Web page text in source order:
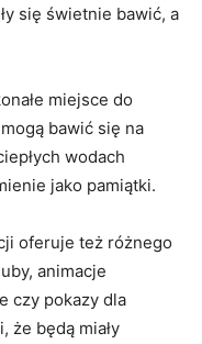
się świetnie bawić, a
miejsce do⁤
bawić​ się ⁤na
wodach
jako pamiątki.
oferuje też różnego
animacje⁣
czy pokazy dla
że ⁤będą‌ miały